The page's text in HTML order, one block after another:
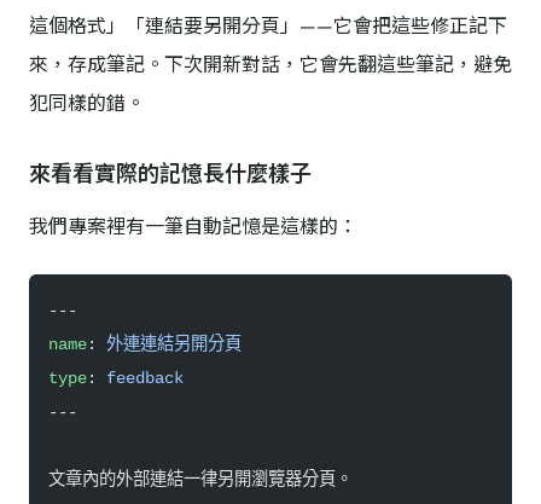
這個格式」「連結要另開分頁」——它會把這些修正記下
來，存成筆記。下次開新對話，它會先翻這些筆記，避免
犯同樣的錯。
來看看實際的記憶長什麼樣子
我們專案裡有一筆自動記憶是這樣的：
---
name: 外連連結另開分頁
type: feedback
---
文章內的外部連結一律另開瀏覽器分頁。